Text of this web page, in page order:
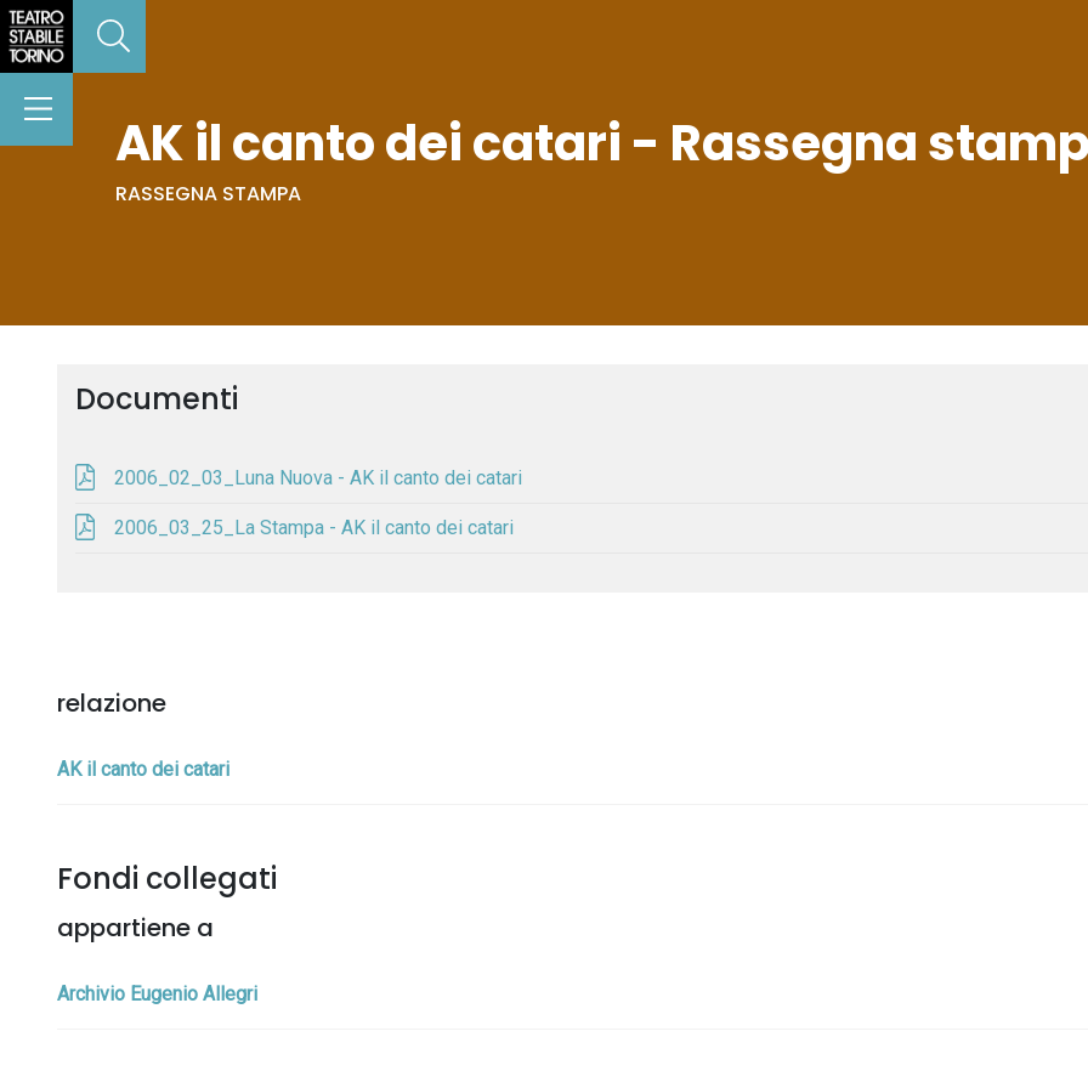
AK il canto dei catari - Rassegna
RASSEGNA STAMPA
Documenti
2006_02_03_Luna Nuova - AK il canto dei catari
2006_03_25_La Stampa - AK il canto dei catari
relazione
AK il canto dei catari
Fondi collegati
appartiene a
Archivio Eugenio Allegri